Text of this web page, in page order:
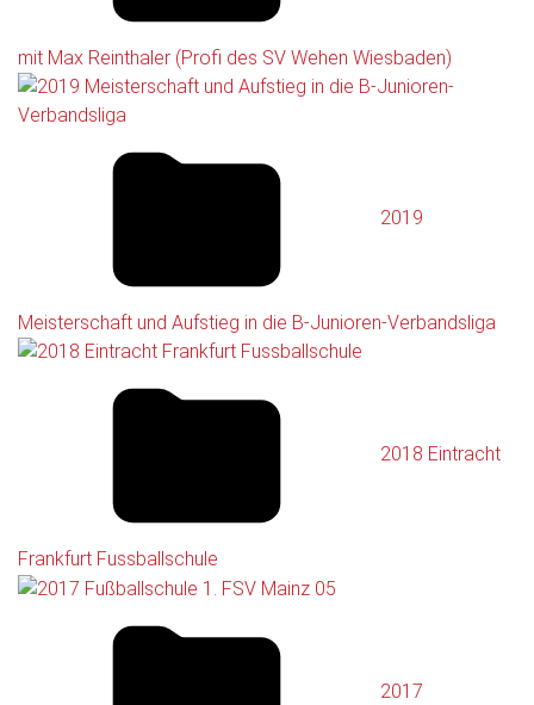
mit Max Reinthaler (Profi des SV Wehen Wiesbaden)
2019
Meisterschaft und Aufstieg in die B-Junioren-Verbandsliga
2018 Eintracht
Frankfurt Fussballschule
2017